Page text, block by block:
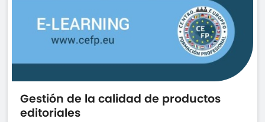
Gestión de la calidad de productos
editoriales